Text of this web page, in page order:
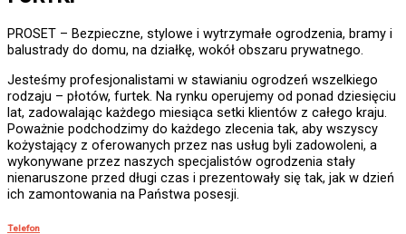
PROSET – Bezpieczne, stylowe i wytrzymałe ogrodzenia, bramy i
balustrady do domu, na działkę, wokół obszaru prywatnego.
Jesteśmy profesjonalistami w stawianiu ogrodzeń wszelkiego
rodzaju – płotów, furtek. Na rynku operujemy od ponad dziesięciu
lat, zadowalając każdego miesiąca setki klientów z całego kraju.
Poważnie podchodzimy do każdego zlecenia tak, aby wszyscy
kożystający z oferowanych przez nas usług byli zadowoleni, a
wykonywane przez naszych specjalistów ogrodzenia stały
nienaruszone przed długi czas i prezentowały się tak, jak w dzień
ich zamontowania na Państwa posesji.
Telefon